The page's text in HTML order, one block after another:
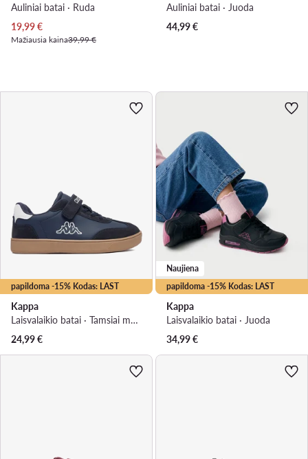
Auliniai batai · Ruda
Dabartinė kaina
19,99€
Mažiausia kaina39,99 €
Auliniai batai · Juoda
44,99€
papildoma -15% Kodas: LAST
Kappa
Laisvalaikio batai · Tamsiai mėlyna
24,99€
papildoma -15% Kodas: LAST
Naujiena
Kappa
Laisvalaikio batai · Juoda
34,99€